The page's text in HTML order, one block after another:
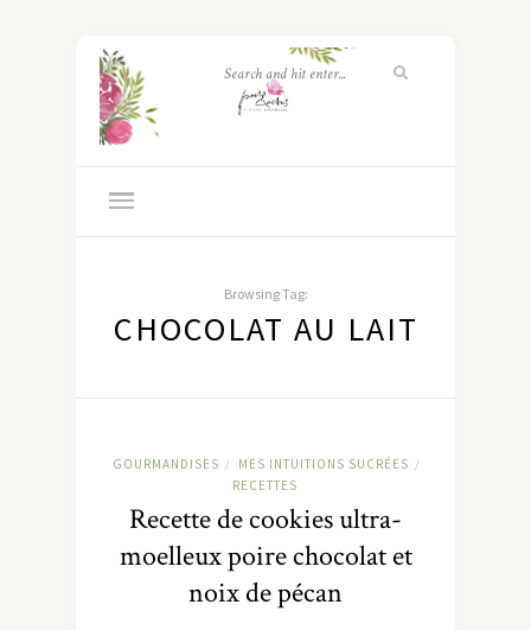
Browsing Tag:
CHOCOLAT AU LAIT
GOURMANDISES / MES INTUITIONS SUCRÉES /
RECETTES
Recette de cookies ultra-
moelleux poire chocolat et
noix de pécan